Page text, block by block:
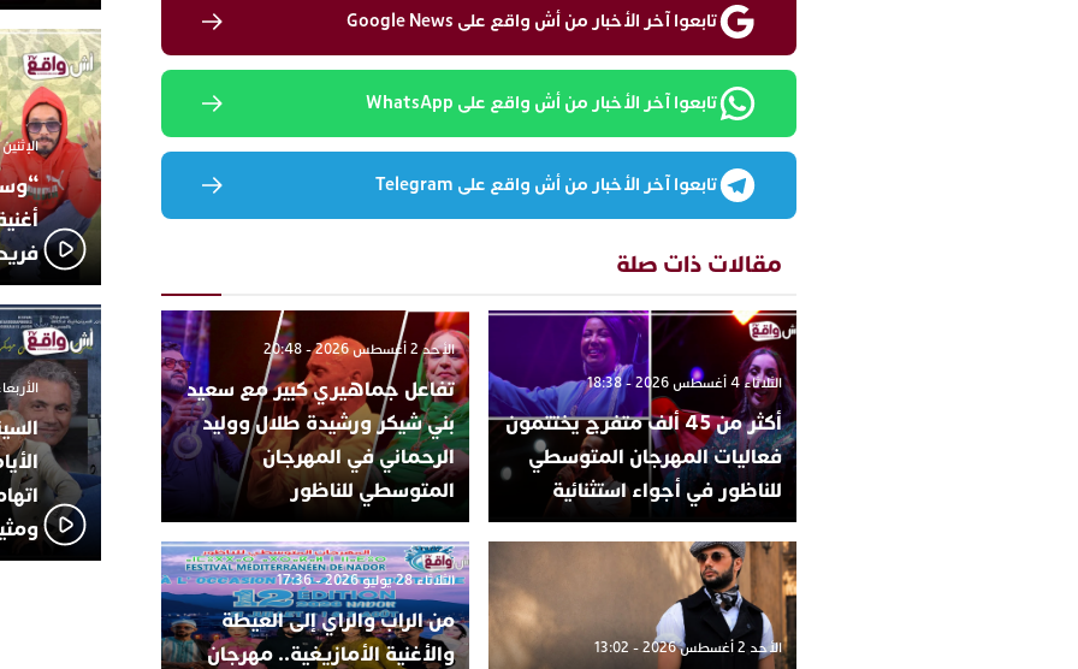
تابعوا آخر الأخبار من أش واقع على Google News
تابعوا آخر الأخبار من أش واقع على WhatsApp
تابعوا آخر الأخبار من أش واقع على Telegram
مقالات ذات صلة
الثلاثاء 4 أغسطس 2026 - 18:38
أكثر من 45 ألف متفرج يختتمون
فعاليات المهرجان المتوسطي
للناظور في أجواء استثنائية
الأحد 2 أغسطس 2026 - 20:48
تفاعل جماهيري كبير مع سعيد
بني شيكر ورشيدة طلال ووليد
الرحماني في المهرجان
المتوسطي للناظور
الأحد 2 أغسطس 2026 - 13:02
الثلاثاء 28 يوليو 2026 - 17:36
من الراب والراي إلى العيطة
والأغنية الأمازيغية.. مهرجان
الإثنين 6 أكتوبر 2025 - 17:31
فريد
الأربعاء 24 سبتمبر 2025 -